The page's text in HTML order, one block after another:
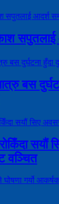
सपुतलाई
बस
सयौं
वञ्चित